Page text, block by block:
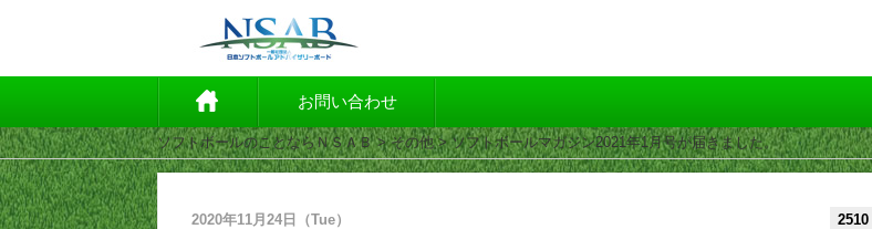
お問い合わせ
ソフトボールのことならＮＳＡＢ>その他> ソフトボールマガジン2021年1月号が届きました。
2020年11月24日（Tue） 2510